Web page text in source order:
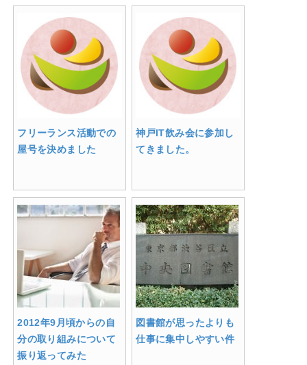
フリーランス活動での
屋号を決めました
神戸IT飲み会に参加し
てきました。
2012年9月頃からの自
分の取り組みについて
振り返ってみた
図書館が思ったよりも
仕事に集中しやすい件